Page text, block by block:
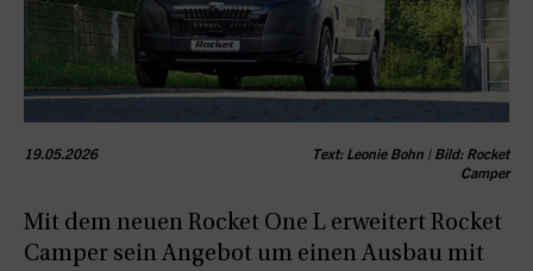
19.05.2026
Text: Leonie Bohn | Bild: Rocket
Camper
Mit dem neuen Rocket One L erweitert Rocket
Camper sein Angebot um einen Ausbau mit